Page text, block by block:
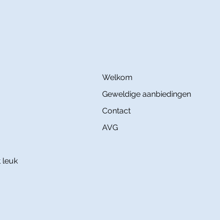
leuk
Welkom
Geweldige aanbiedingen
Contact
AVG